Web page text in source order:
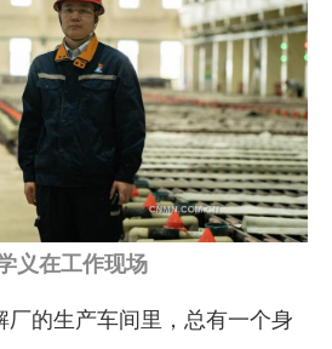
义在工作现场
厂的生产车间里，总有一个身